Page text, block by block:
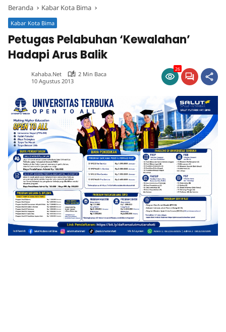
Beranda Kabar Kota Bima
Kabar Kota Bima
Petugas Pelabuhan ‘Kewalahan’
Hadapi Arus Balik
Kahaba.net
2 Min Baca
10 Agustus 2013
26